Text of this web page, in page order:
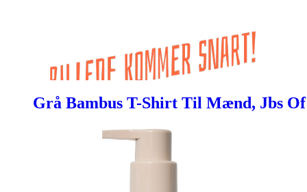
Grå Bambus T-Shirt Til Mænd, Jbs